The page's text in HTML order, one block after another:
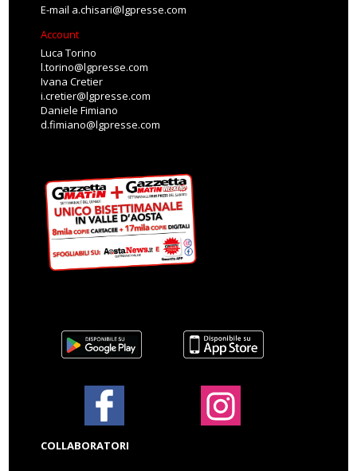
E-mail a.chisari@lgpresse.com
Account
Luca Torino
l.torino@lgpresse.com
Ivana Cretier
i.cretier@lgpresse.com
Daniele Fimiano
d.fimiano@lgpresse.com
COLLABORATORI